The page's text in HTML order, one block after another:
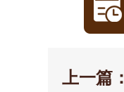
上一篇：